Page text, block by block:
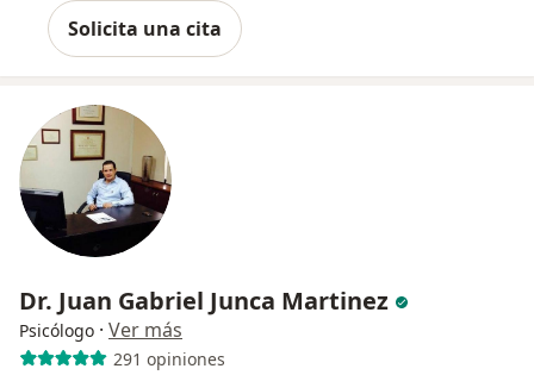
Solicita una cita
Dr. Juan Gabriel Junca Martinez
Psicólogo · Ver más
291 opiniones